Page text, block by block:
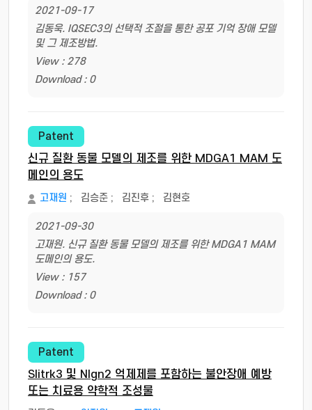
2021-09-17
김동욱. IQSEC3의 선택적 조절을 통한 공포 기억 장애 모델
및 그 제조방법.
View : 278
Download : 0
Patent
신규 질환 동물 모델의 제조를 위한 MDGA1 MAM 도
메인의 용도
고재원 ; 김승준 ; 김진후 ; 김현호
2021-09-30
고재원. 신규 질환 동물 모델의 제조를 위한 MDGA1 MAM
도메인의 용도.
View : 157
Download : 0
Patent
Slitrk3 및 Nlgn2 억제제를 포함하는 불안장애 예방
또는 치료용 약학적 조성물